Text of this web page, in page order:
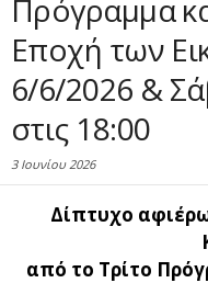
Πρόγραμμα
Εποχή των
6/6/2026 &
στις 18:00
3 Ιουνίου 2026
Δίπτυχο
από το Τρίτο